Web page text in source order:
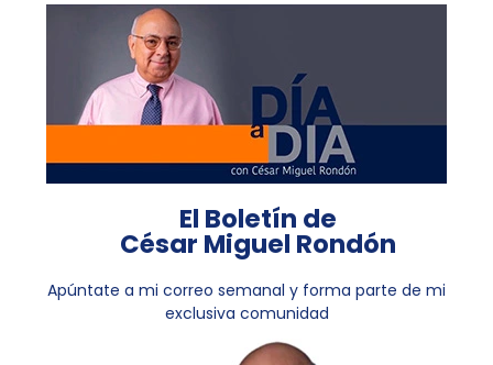
El Boletín de
César Miguel Rondón
Apúntate a mi correo semanal y forma parte de mi
exclusiva comunidad